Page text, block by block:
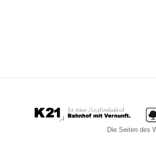
Die Seiten des